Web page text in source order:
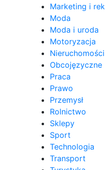
Marketing i
Moda
Moda i uroda
Motoryzacja
Nieruchomości
Obcojęzyczne
Praca
Prawo
Przemysł
Rolnictwo
Sklepy
Sport
Technologia
Transport